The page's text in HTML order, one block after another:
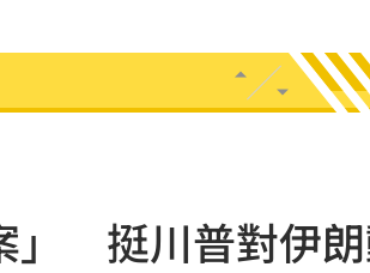
」 挺川普對伊